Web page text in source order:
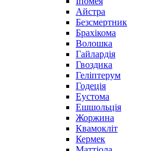
Айстра
Безсмертник
Брахікома
Волошка
Гайлардія
Гвоздика
Геліптерум
Годеція
Еустома
Ешшольція
Жоржина
Квамокліт
Кермек